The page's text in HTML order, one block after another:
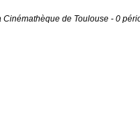
Cinémathèque de Toulouse - 0